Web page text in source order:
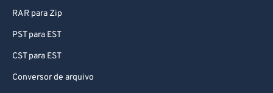
RAR para Zip
PST para EST
CST para EST
Conversor de arquivo